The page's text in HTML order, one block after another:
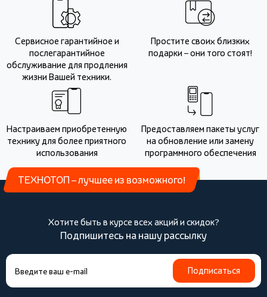
Сервисное гарантийное и
послегарантийное
обслуживание для продления
жизни Вашей техники.
Простите своих близких
подарки – они того стоят!
Настраиваем приобретенную
технику для более приятного
использования
Предоставляем пакеты услуг
на обновление или замену
программного обеспечения
ТЕХНОТОП – лучшее из возможного!
Хотите быть в курсе всех акций и скидок?
Подпишитесь на нашу рассылку
Подписаться